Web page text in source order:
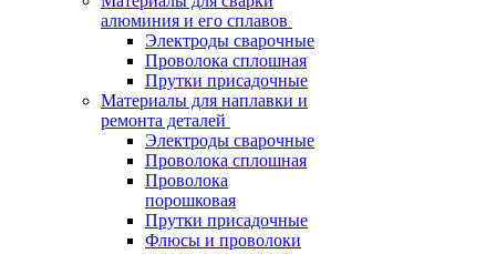
алюминия и его сплавов
Электроды сварочные
Проволока сплошная
Прутки присадочные
Материалы для наплавки и
ремонта деталей
Электроды сварочные
Проволока сплошная
Проволока
порошковая
Прутки присадочные
Флюсы и проволоки